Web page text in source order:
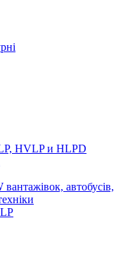
HVLP и HLPD
автобусів,